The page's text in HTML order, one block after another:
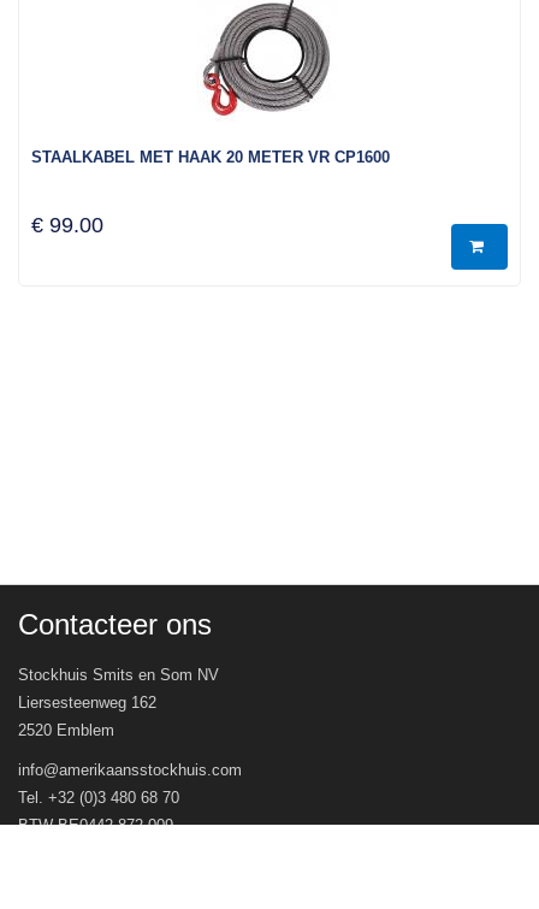
STAALKABEL MET HAAK 20 METER VR CP1600
€ 99.00
Contacteer ons
Stockhuis Smits en Som NV
Liersesteenweg 162
2520 Emblem
info@amerikaansstockhuis.com
Tel. +32 (0)3 480 68 70
BTW BE0442.872.009